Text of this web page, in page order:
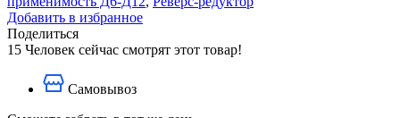
редуктора
3Д6,
3Д6Л
СБ525-
152-
4
Добавить в избранное
Поделиться
15 Человек сейчас смотрят этот товар!
Самовывоз